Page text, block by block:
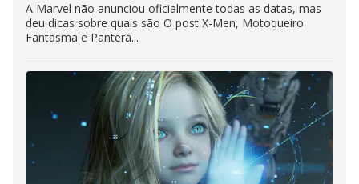
A Marvel não anunciou oficialmente todas as datas, mas
deu dicas sobre quais são O post X-Men, Motoqueiro
Fantasma e Pantera...